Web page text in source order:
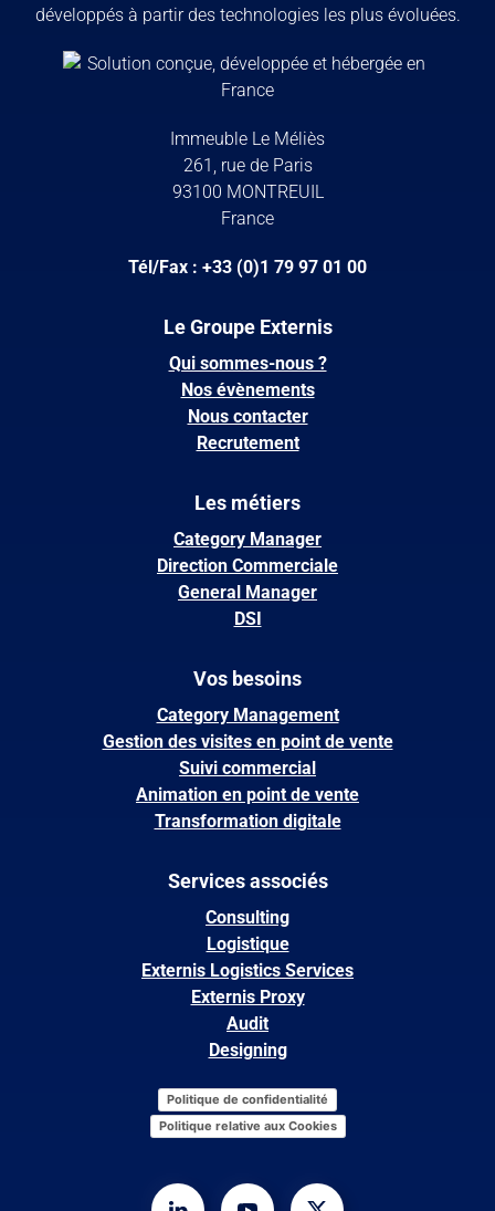
développés à partir des technologies les plus évoluées.
Immeuble Le Méliès
261, rue de Paris
93100 MONTREUIL
France
Tél/Fax : +33 (0)1 79 97 01 00
Le Groupe Externis
Qui sommes-nous ?
Nos évènements
Nous contacter
Recrutement
Les métiers
Category Manager
Direction Commerciale
General Manager
DSI
Vos besoins
Category Management
Gestion des visites en point de vente
Suivi commercial
Animation en point de vente
Transformation digitale
Services associés
Consulting
Logistique
Externis Logistics Services
Externis Proxy
Audit
Designing
Politique de confidentialité
Politique relative aux Cookies